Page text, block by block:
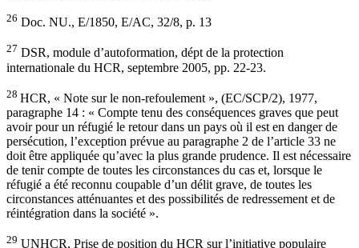
26 Doc. NU., E/1850, E/AC, 32/8, p. 13
27 DSR, module d’autoformation, dépt de la protection
internationale du HCR, septembre 2005, pp. 22-23.
28 HCR, « Note sur le non-refoulement », (EC/SCP/2), 1977,
paragraphe 14 : « Compte tenu des conséquences graves que peut
avoir pour un réfugié le retour dans un pays où il est en danger de
persécution, l’exception prévue au paragraphe 2 de l’article 33 ne
doit être appliquée qu’avec la plus grande prudence. Il est nécessaire
de tenir compte de toutes les circonstances du cas et, lorsque le
réfugié a été reconnu coupable d’un délit grave, de toutes les
circonstances atténuantes et des possibilités de redressement et de
réintégration dans la société ».
29 UNHCR, Prise de position du HCR sur l’initiative populaire